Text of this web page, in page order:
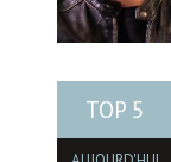
TOP 5